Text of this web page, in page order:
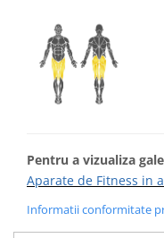
Pentru a vizualiza
Aparate de Fitness in
Informatii conformitate